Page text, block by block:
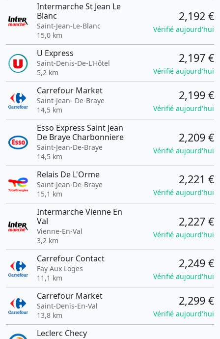
Intermarche St Jean Le
Blanc
Saint-Jean-Le-Blanc
15,0 km
2,192 €
Vérifié aujourd'hui
U Express
Saint-Denis-De-L'Hôtel
5,2 km
2,197 €
Vérifié aujourd'hui
Carrefour Market
Saint-Jean- De-Braye
14,5 km
2,199 €
Vérifié aujourd'hui
Esso Express Saint Jean
De Braye Charbonniere
Saint-Jean-De-Braye
14,5 km
2,209 €
Vérifié aujourd'hui
Relais De L'Orme
Saint-Jean-De-Braye
15,1 km
2,221 €
Vérifié aujourd'hui
Intermarche Vienne En
Val
Vienne-En-Val
3,2 km
2,227 €
Vérifié aujourd'hui
Carrefour Contact
Fay Aux Loges
11,1 km
2,249 €
Vérifié aujourd'hui
Carrefour Market
Saint-Denis-En-Val
13,8 km
2,299 €
Vérifié aujourd'hui
Leclerc Checy